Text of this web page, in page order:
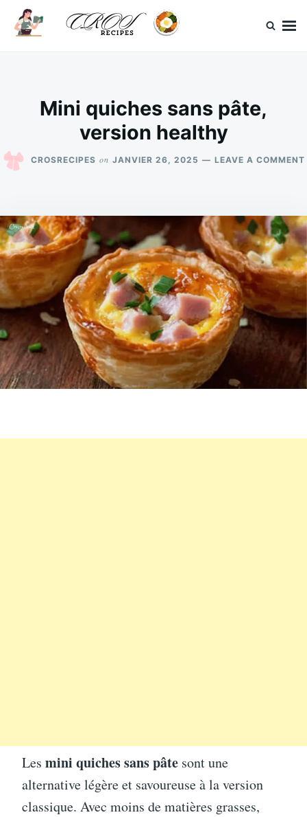
SkipSearch
for:
Mini quiches sans pâte,
version healthy
CROSRECIPES on JANVIER 26, 2025 LEAVE A COMMENT
Les mini quiches sans pâte sont une
alternative légère et savoureuse à la version
classique. Avec moins de matières grasses,